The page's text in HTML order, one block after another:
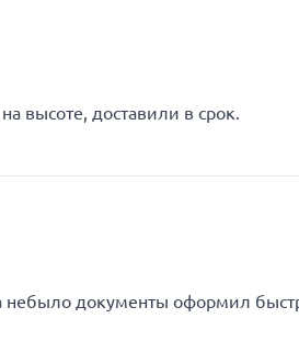
высоте, доставили в срок.
небыло документы оформил